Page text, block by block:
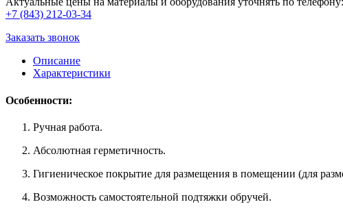
+7 (843) 212-03-34
Заказать звонок
Описание
Характеристики
Особенности:
Ручная работа.
Абсолютная герметичность.
Гигиеническое покрытие для размещения в помещении (для
Возможность самостоятельной подтяжки обручей.